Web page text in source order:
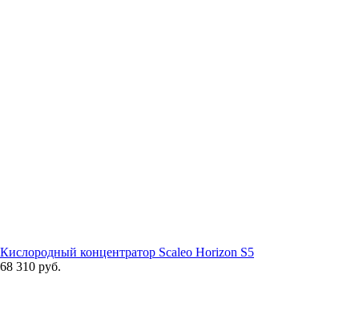
Кислородный концентратор Scaleo Horizon S5
68 310 руб.